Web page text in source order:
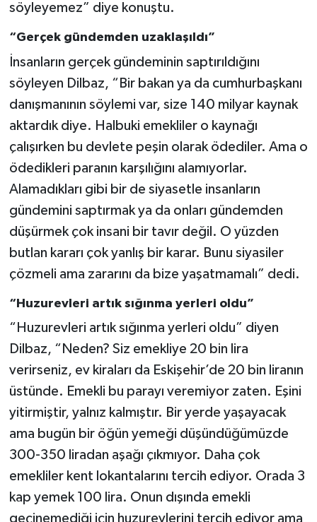
söyleyemez” diye konuştu.
“Gerçek gündemden uzaklaşıldı”
İnsanların gerçek gündeminin saptırıldığını
söyleyen Dilbaz, “Bir bakan ya da cumhurbaşkanı
danışmanının söylemi var, size 140 milyar kaynak
aktardık diye. Halbuki emekliler o kaynağı
çalışırken bu devlete peşin olarak ödediler. Ama o
ödedikleri paranın karşılığını alamıyorlar.
Alamadıkları gibi bir de siyasetle insanların
gündemini saptırmak ya da onları gündemden
düşürmek çok insani bir tavır değil. O yüzden
butlan kararı çok yanlış bir karar. Bunu siyasiler
çözmeli ama zararını da bize yaşatmamalı” dedi.
“Huzurevleri artık sığınma yerleri oldu”
“Huzurevleri artık sığınma yerleri oldu” diyen
Dilbaz, “Neden? Siz emekliye 20 bin lira
verirseniz, ev kiraları da Eskişehir’de 20 bin liranın
üstünde. Emekli bu parayı veremiyor zaten. Eşini
yitirmiştir, yalnız kalmıştır. Bir yerde yaşayacak
ama bugün bir öğün yemeği düşündüğümüzde
300-350 liradan aşağı çıkmıyor. Daha çok
emekliler kent lokantalarını tercih ediyor. Orada 3
kap yemek 100 lira. Onun dışında emekli
geçinemediği için huzurevlerini tercih ediyor ama